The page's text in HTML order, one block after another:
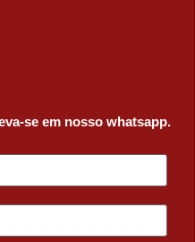
se em nosso whatsapp.